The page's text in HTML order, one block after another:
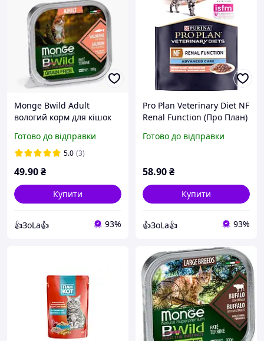
Monge Bwild Adult
вологий корм для кішок
100 г лосось / овочі
Готово до відправки
5.0 (3)
49.90₴
Купити
👍ЗоLa👍 93%
Pro Plan Veterinary Diet NF
Renal Function (Про План)
лікувальний при
Готово до відправки
58.90₴
Купити
👍ЗоLa👍 93%